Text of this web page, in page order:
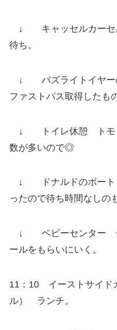
↓ キャッセルカー
待ち。
↓
バズライトイヤ
ファストパス取得したも
↓ トイレ休憩 トモ
数が多いので◎
↓ ドナルドのボート
ったので待ち時間なしの
↓ ベビーセンター
ールをもらいにいく。
11：10 イーストサイド
ル） ランチ。